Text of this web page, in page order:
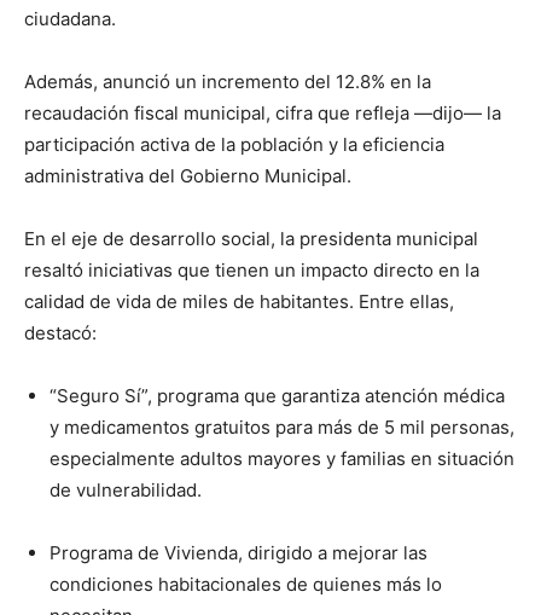
ciudadana.
Además, anunció un incremento del 12.8% en la
recaudación fiscal municipal, cifra que refleja —dijo— la
participación activa de la población y la eficiencia
administrativa del Gobierno Municipal.
En el eje de desarrollo social, la presidenta municipal
resaltó iniciativas que tienen un impacto directo en la
calidad de vida de miles de habitantes. Entre ellas,
destacó:
“Seguro Sí”, programa que garantiza atención médica
y medicamentos gratuitos para más de 5 mil personas,
especialmente adultos mayores y familias en situación
de vulnerabilidad.
Programa de Vivienda, dirigido a mejorar las
condiciones habitacionales de quienes más lo